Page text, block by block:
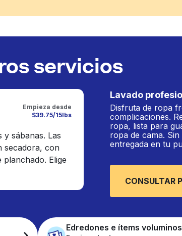
servicios
Empieza desde
$39.75/15lbs
y sábanas. Las
secadora, con
planchado. Elige
Lavado
Disfruta de ropa
complicaciones.
ropa, lista para
ropa de cama.
entregada en tu
CONSULTAR
Edredones e ítems